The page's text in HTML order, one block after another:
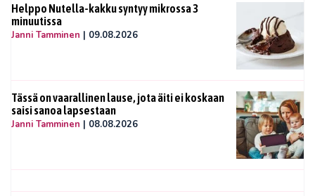
Helppo Nutella-kakku syntyy mikrossa 3
minuutissa
Janni Tamminen | 09.08.2026
Tässä on vaarallinen lause, jota äiti ei koskaan
saisi sanoa lapsestaan
Janni Tamminen | 08.08.2026